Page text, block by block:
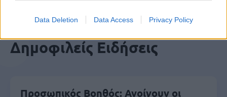
Data Deletion Data Access Privacy Policy
Δημοφιλείς Ειδήσεις
Προσωπικός Βοηθός: Ανοίγουν οι